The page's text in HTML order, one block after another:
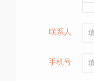
联系人
手机号